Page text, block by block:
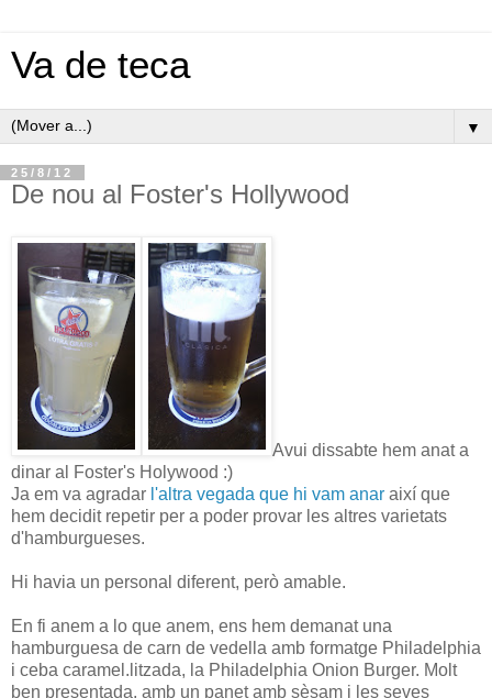
Va de teca
▼
25/8/12
De nou al Foster's Hollywood
Avui dissabte hem anat a
dinar al Foster's Holywood :)
Ja em va agradar l'altra vegada que hi vam anar així que
hem decidit repetir per a poder provar les altres varietats
d'hamburgueses.
Hi havia un personal diferent, però amable.
En fi anem a lo que anem, ens hem demanat una
hamburguesa de carn de vedella amb formatge Philadelphia
i ceba caramel.litzada, la Philadelphia Onion Burger. Molt
ben presentada, amb un panet amb sèsam i les seves